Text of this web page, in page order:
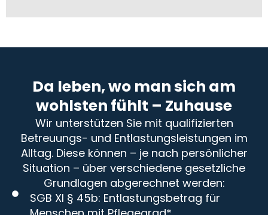
Da leben, wo man sich am
wohlsten fühlt – Zuhause
Wir unterstützen Sie mit qualifizierten
Betreuungs- und Entlastungsleistungen im
Alltag. Diese können – je nach persönlicher
Situation – über verschiedene gesetzliche
Grundlagen abgerechnet werden:
SGB XI § 45b: Entlastungsbetrag für